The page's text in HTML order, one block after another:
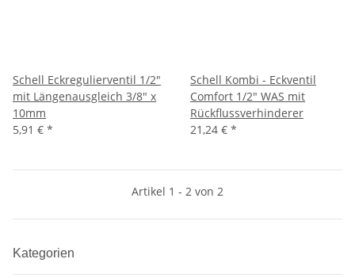
Schell Eckregulierventil 1/2"
mit Längenausgleich 3/8" x
10mm
5,91 € *
Schell Kombi - Eckventil
Comfort 1/2" WAS mit
Rückflussverhinderer
21,24 € *
Artikel 1 - 2 von 2
Kategorien